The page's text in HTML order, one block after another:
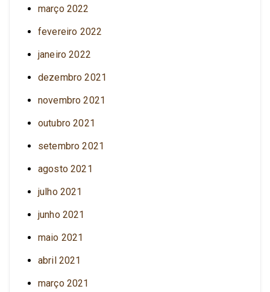
março 2022
fevereiro 2022
janeiro 2022
dezembro 2021
novembro 2021
outubro 2021
setembro 2021
agosto 2021
julho 2021
junho 2021
maio 2021
abril 2021
março 2021